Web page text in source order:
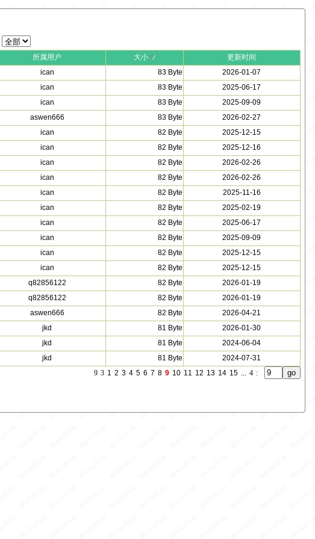
所属用户 大小
更新时间
ican 83 Byte
2026-01-07
ican 83 Byte
2025-06-17
ican 83 Byte
2025-09-09
aswen666 83 Byte
2026-02-27
ican 82 Byte
2025-12-15
ican 82 Byte
2025-12-16
ican 82 Byte
2026-02-26
ican 82 Byte
2026-02-26
ican 82 Byte
2025-11-16
ican 82 Byte
2025-02-19
ican 82 Byte
2025-06-17
ican 82 Byte
2025-09-09
ican 82 Byte
2025-12-15
ican 82 Byte
2025-12-15
q82856122 82 Byte
2026-01-19
q82856122 82 Byte
2026-01-19
aswen666 82 Byte
2026-04-21
jkd 81 Byte
2026-01-30
jkd 81 Byte
2024-06-04
jkd 81 Byte
2024-07-31
9 3 1 2 3 4 5 6 7 8 9 10 11 12 13 14 15 ... 4 :